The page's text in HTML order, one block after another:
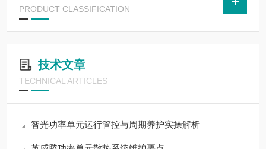
PRODUCT CLASSIFICATION
技术文章
TECHNICAL ARTICLES
智光功率单元运行管控与周期养护实操解析